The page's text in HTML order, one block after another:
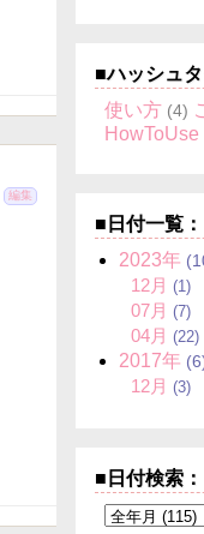
編集
■ハッシュタ
使い方 (4)
HowToUse
■日付一覧：
2023年
12月 (1)
07月 (7)
04月 (22)
2017年
12月 (3)
■日付検索：